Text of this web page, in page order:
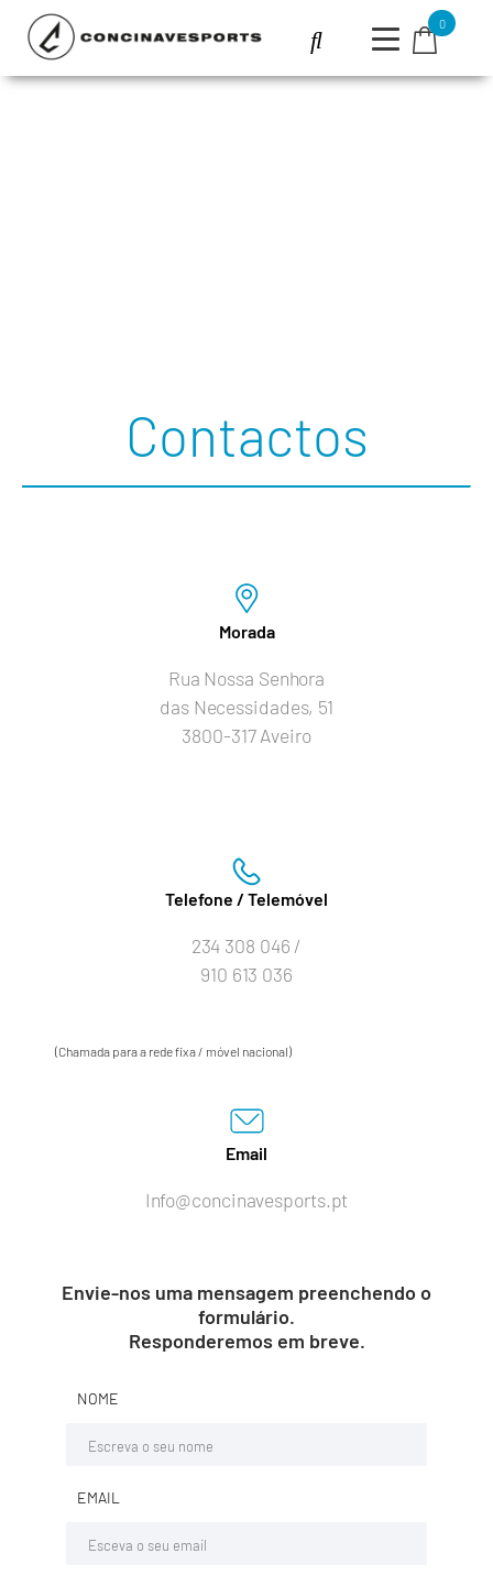
0
Contactos
Morada
Rua Nossa Senhora
das Necessidades, 51
3800-317 Aveiro
Telefone / Telemóvel
234 308 046 /
910 613 036
(Chamada para a rede fixa / móvel nacional)
Email
Info@concinavesports.pt
Envie-nos uma mensagem preenchendo o
formulário.
Responderemos em breve.
NOME
EMAIL